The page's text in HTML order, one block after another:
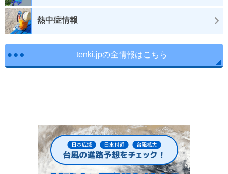
熱中症情報
tenki.jpの全情報はこちら